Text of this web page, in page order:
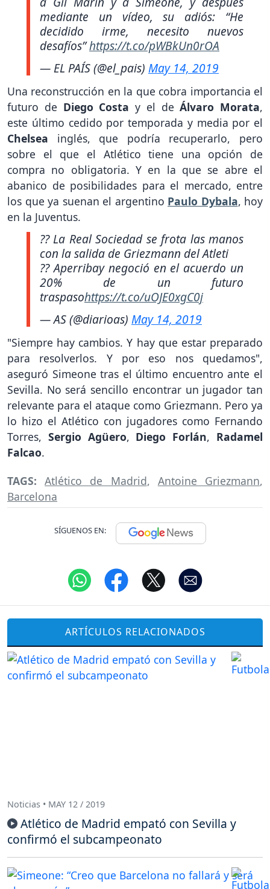
mediante un vídeo, su adiós: “He
decidido irme, necesito nuevos
desafíos”https://t.co/pWBkUn0rOA
— EL PAÍS (@el_pais) May 14, 2019
Una reconstrucción en la que cobra importancia el
futuro de Diego Costa y el deÁlvaro Morata,
este último cedido por temporada y media por el
Chelsea inglés, que podría recuperarlo, pero
sobre el que el Atlético tiene una opción de
compra no obligatoria. Y en la que se abre el
abanico de posibilidades para el mercado, entre
los que ya suenan el argentino Paulo Dybala, hoy
en la Juventus.
?? La Real Sociedad se frota las manos
con la salida de Griezmann del Atleti
?? Aperribay negoció en el acuerdo un
20% de un futuro
traspasohttps://t.co/uOJE0xgC0j
— AS (@diarioas) May 14, 2019
"Siempre hay cambios. Y hay que estar preparado
para resolverlos. Y por eso nos quedamos",
aseguró Simeone tras el último encuentro ante el
Sevilla. No será sencillo encontrar un jugador tan
relevante para el ataque como Griezmann. Pero ya
lo hizo el Atlético con jugadores como Fernando
Torres, Sergio Agüero, Diego Forlán, Radamel
Falcao.
TAGS:Atlético de Madrid, Antoine Griezmann,
Barcelona
SÍGUENOS EN:
ARTÍCULOS RELACIONADOS
Noticias • MAY 12 / 2019
Atlético de Madrid empató con Sevilla y
confirmó el subcampeonato